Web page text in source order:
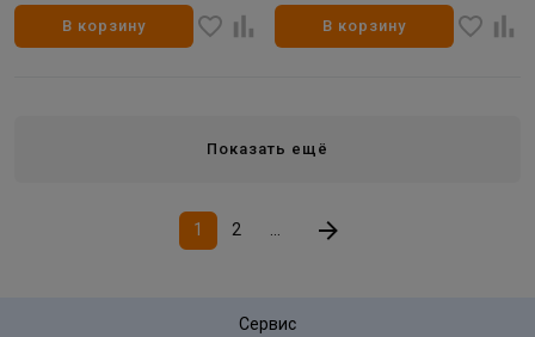
В корзину В корзину
Показать ещё
1 2
Сервис